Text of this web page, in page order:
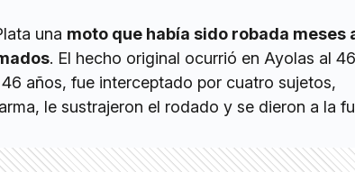
una moto que había sido robada meses
. El hecho original ocurrió en Ayolas al
años, fue interceptado por cuatro sujetos,
le sustrajeron el rodado y se dieron a la